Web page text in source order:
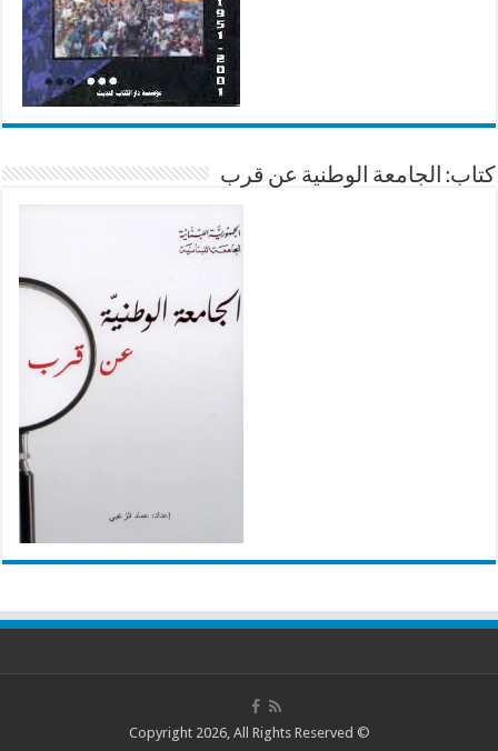
كتاب: الجامعة الوطنية عن قرب
© Copyright 2026, All Rights Reserved